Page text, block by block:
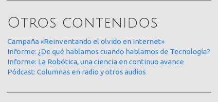
Otros contenidos
Campaña «Reinventando el olvido en Internet»
Informe: ¿De qué hablamos cuando hablamos de Tecnología?
Informe: La Robótica, una ciencia en continuo avance
Pódcast: Columnas en radio y otros audios